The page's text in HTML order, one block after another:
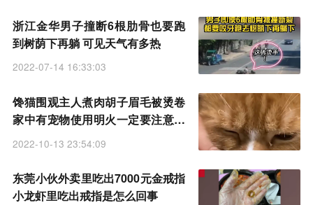
浙江金华男子撞断6根肋骨也要跑
到树荫下再躺 可见天气有多热
2022-07-14 16:33:03
馋猫围观主人煮肉胡子眉毛被烫卷
家中有宠物使用明火一定要注意安
全
2022-10-13 23:54:09
东莞小伙外卖里吃出7000元金戒指
小龙虾里吃出戒指是怎么回事